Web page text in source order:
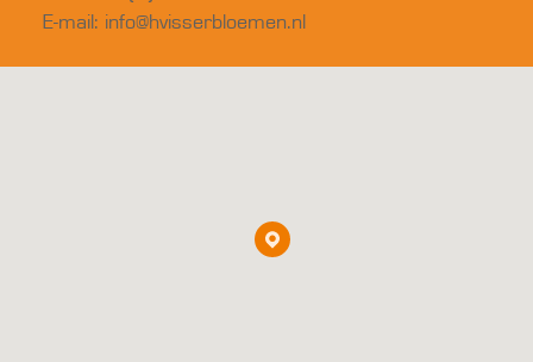
E-mail: info@hvisserbloemen.nl